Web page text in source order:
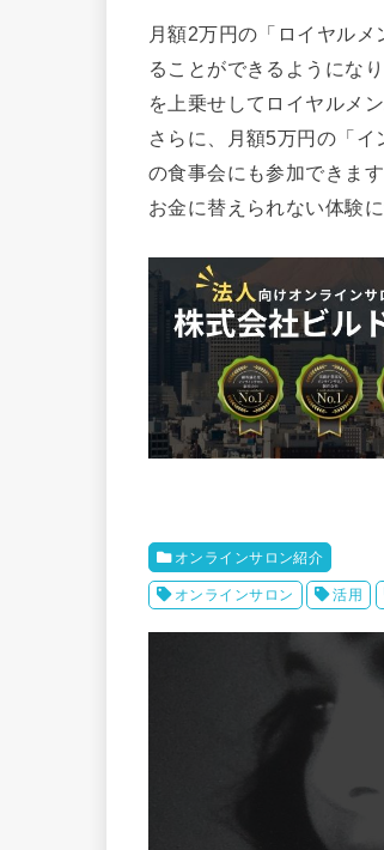
月額2万円の「ロイヤル
ることができるようにな
を上乗せしてロイヤルメ
さらに、月額5万円の「
の食事会にも参加できま
お金に替えられない体験
オンラインサロン紹介
オンラインサロン 活用